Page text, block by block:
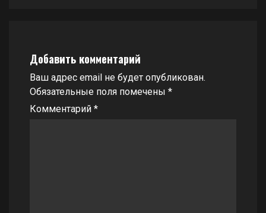
Добавить комментарий
Ваш адрес email не будет опубликован.
Обязательные поля помечены *
Комментарий *